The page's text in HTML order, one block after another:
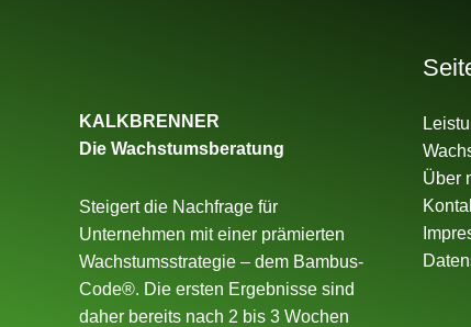
KALKBRENNER
Die Wachstumsberatung
Steigert die Nachfrage für
Unternehmen mit einer prämierten
Wachstumsstrategie – dem Bambus-
Code®. Die ersten Ergebnisse sind
daher bereits nach 2 bis 3 Wochen
Über